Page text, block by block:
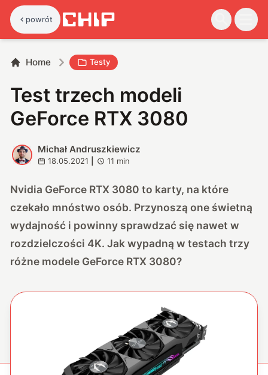
powrót
Home Testy
Test trzech modeli
GeForce RTX 3080
M
Michał Andruszkiewicz
18.05.2021 11 min
Nvidia GeForce RTX 3080 to karty, na które
czekało mnóstwo osób. Przynoszą one świetną
wydajność i powinny sprawdzać się nawet w
rozdzielczości 4K. Jak wypadną w testach trzy
różne modele GeForce RTX 3080?